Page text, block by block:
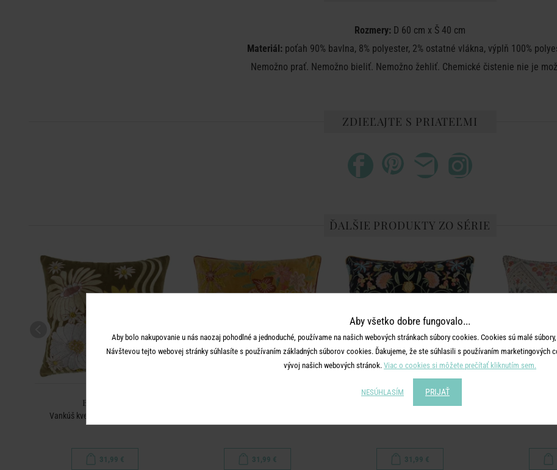
Rozmery: D 60 cm x Š 40 cm
Materiál:poťah 90% bavlna, 8% polyester, 2% ostatné vlákna, výplň 100%
Nemožno prať. Nemožno bieliť. Nemožno žehliť. Chemické čistenie nie je
ZDIEĽAJTE S PRIATEĽMI
ĎALŠIE PRODUKTY ZO SÉRIE
BOHEMIAN
Vankúš kvety 50 x 50 cm - zelená
31,99 € 31,99 € 31,99 €
Aby všetko dobre fungovalo...
Aby bolo nakupovanie u nás naozaj pohodlné a jednoduché, používame na našich webových stránkach súbory cookies. Cookies sú malé
Návštevou tejto webovej stránky súhlasíte s používaním základných súborov cookies. Ďakujeme, že ste súhlasili s používaním marketingových
vývoj našich webových stránok. Viac o cookies si môžete prečítať kliknutím sem.
NESÚHLASÍM PRIJAŤ